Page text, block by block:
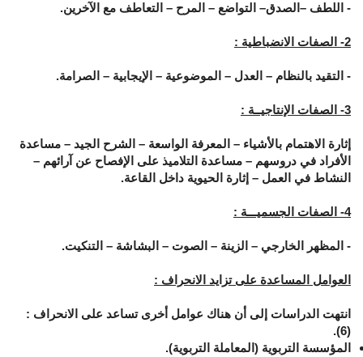
- اللطف –الصدق– التواضع – المرح – التعاطف مع الآخرين.
2- الصفات الانضباطية :
- التقيد بالنظام – العدل – الموضوعية – الإيجابية – الصرامة.
3- الصفات الإنتاجيــة :
إثارة الاهتمام بالأشياء – المعرفة الواسعة – الشرح الجيد – مساعدة
الأفراد في دروسهم – مساعدة التلاميذ على الإفصاح عن آرائهم –
النشاط في العمل – إثارة الحيوية داخل القاعة.
4- الصفات الجسميـــة :
- المظهر الخارجي – الزينة – الصوت – البشاشة – التنكيت.
العوامل المساعدة على تزايد الانحراف :
انتهت الدراسات إلى أن هناك عوامل أخرى تساعد على الانحراف :
(6).
المؤسسة التربوية (المعاملة التربوية).